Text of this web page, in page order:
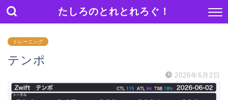
たしろのとれとれろぐ！
トレーニング
テンポ
2026年6月2日